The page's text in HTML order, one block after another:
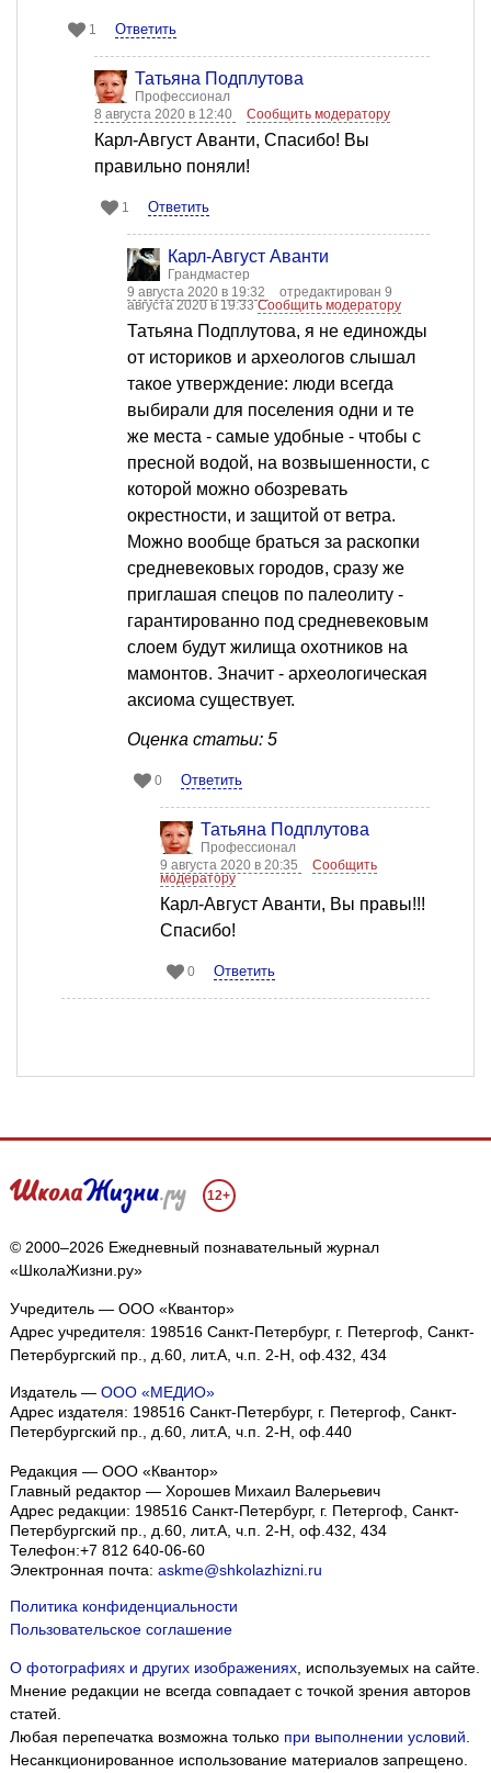
1 Ответить
Татьяна Подплутова
Профессионал
8 августа 2020 в 12:40
Сообщить модератору
Карл-Август Аванти, Спасибо! Вы
правильно поняли!
1 Ответить
Карл-Август Аванти
Грандмастер
9 августа 2020 в 19:32
отредактирован 9
августа 2020 в 19:33Сообщить модератору
Татьяна Подплутова, я не единожды
от историков и археологов слышал
такое утверждение: люди всегда
выбирали для поселения одни и те
же места - самые удобные - чтобы с
пресной водой, на возвышенности, с
которой можно обозревать
окрестности, и защитой от ветра.
Можно вообще браться за раскопки
средневековых городов, сразу же
приглашая спецов по палеолиту -
гарантированно под средневековым
слоем будут жилища охотников на
мамонтов. Значит - археологическая
аксиома существует.
Оценка статьи: 5
0 Ответить
Татьяна Подплутова
Профессионал
9 августа 2020 в 20:35
Сообщить
модератору
Карл-Август Аванти, Вы правы!!!
Спасибо!
0 Ответить
12+
© 2000–2026 Ежедневный познавательный журнал
«ШколаЖизни.ру»
Учредитель — ООО «Квантор»
Адрес учредителя: 198516 Санкт-Петербург, г. Петергоф, Санкт-
Петербургский пр., д.60, лит.А, ч.п. 2-Н, оф.432, 434
Издатель — ООО «МЕДИО»
Адрес издателя: 198516 Санкт-Петербург, г. Петергоф, Санкт-
Петербургский пр., д.60, лит.А, ч.п. 2-Н, оф.440
Редакция — ООО «Квантор»
Главный редактор — Хорошев Михаил Валерьевич
Адрес редакции: 198516 Санкт-Петербург, г. Петергоф, Санкт-
Петербургский пр., д.60, лит.А, ч.п. 2-Н, оф.432, 434
Телефон:+7 812 640-06-60
Электронная почта: askme@shkolazhizni.ru
Политика конфиденциальности
Пользовательское соглашение
О фотографиях и других изображениях, используемых на сайте.
Мнение редакции не всегда совпадает с точкой зрения авторов
статей.
Любая перепечатка возможна только при выполнении условий.
Несанкционированное использование материалов запрещено.